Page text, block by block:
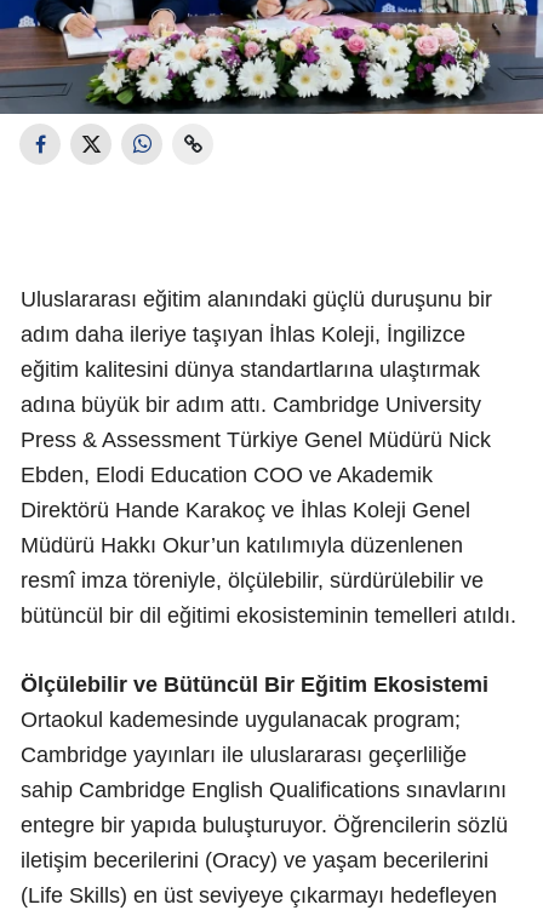
Uluslararası eğitim alanındaki güçlü duruşunu bir
adım daha ileriye taşıyan İhlas Koleji, İngilizce
eğitim kalitesini dünya standartlarına ulaştırmak
adına büyük bir adım attı. Cambridge University
Press & Assessment Türkiye Genel Müdürü Nick
Ebden, Elodi Education COO ve Akademik
Direktörü Hande Karakoç ve İhlas Koleji Genel
Müdürü Hakkı Okur’un katılımıyla düzenlenen
resmî imza töreniyle, ölçülebilir, sürdürülebilir ve
bütüncül bir dil eğitimi ekosisteminin temelleri atıldı.
Ölçülebilir ve Bütüncül Bir Eğitim Ekosistemi
Ortaokul kademesinde uygulanacak program;
Cambridge yayınları ile uluslararası geçerliliğe
sahip Cambridge English Qualifications sınavlarını
entegre bir yapıda buluşturuyor. Öğrencilerin sözlü
iletişim becerilerini (Oracy) ve yaşam becerilerini
(Life Skills) en üst seviyeye çıkarmayı hedefleyen